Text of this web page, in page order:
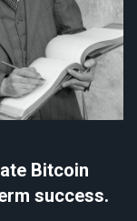
Bitcoin
success.